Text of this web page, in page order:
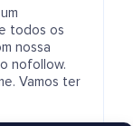
todos os
nossa
nofollow.
Vamos ter